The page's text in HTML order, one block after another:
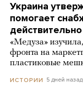
Украина
помогает
действительно
«Медуза»
фронта на
пластиковые
ИСТОРИИ 5 дней назад